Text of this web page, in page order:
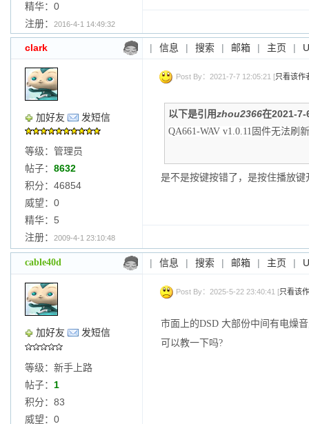
精华：0
注册：
2016-4-1 14:49:32
clark | 信息 | 搜索 | 邮箱 | 主页 |
加好友 发短信
等级：管理员
帖子： 8632
积分：46854
威望：0
精华：5
注册：
2009-4-1 23:10:48
Post By：2021-7-7 12:05:21 [只看该作
以下是引用zhou2366在2021-7-
QA661-WAV v1.0.11固件无法刷新
是不是按键按错了，是按住播放
cable40d | 信息 | 搜索 | 邮箱 | 主页 |
加好友 发短信
等级：新手上路
帖子： 1
积分：83
威望：0
Post By：2025-5-22 23:40:41 [只看该
市面上的DSD 大部份中间有电燥
可以教一下吗?